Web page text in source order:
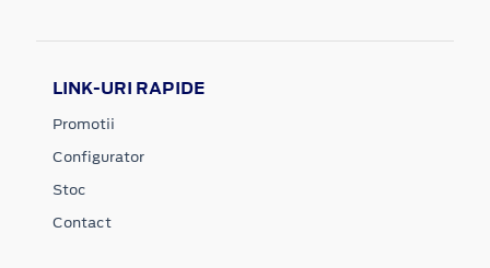
LINK-URI RAPIDE
Promotii
Configurator
Stoc
Contact